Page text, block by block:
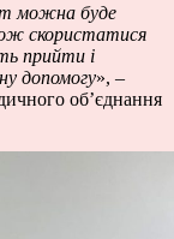
можна буде
скористатися
прийти і
допомогу», –
об’єднання